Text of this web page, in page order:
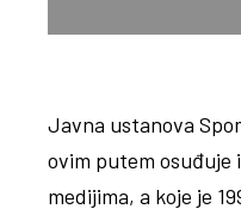
Javna ustanova
ovim putem osuđuje
medijima, a koje je